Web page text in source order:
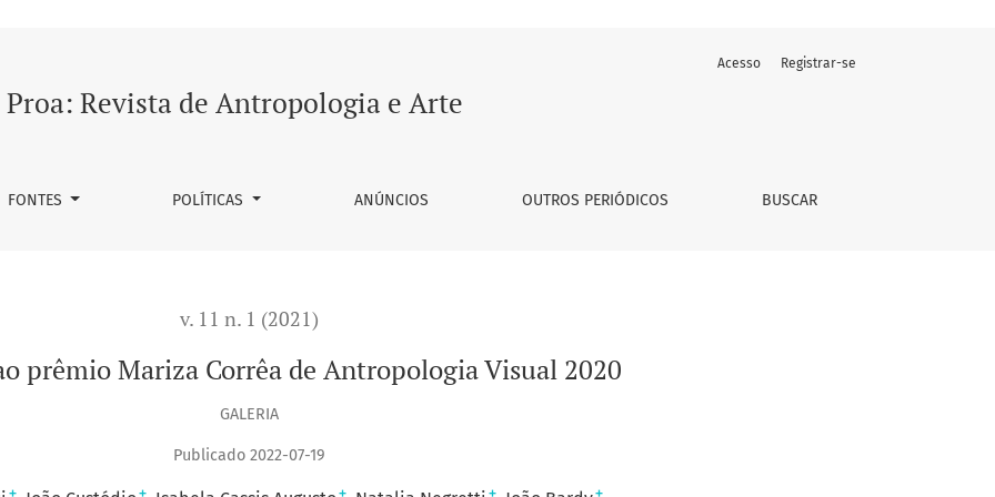
Visual 2020
Proa: Revista de Antropologia e Arte
FONTES POLÍTICAS ANÚNCIOS OUTROS PERIÓDICOS BUSCAR
Acesso Registrar-se
v. 11 n. 1 (2021)
prêmio Mariza Corrêa de Antropologia Visual 2020
GALERIA
Publicado 2022-07-19
+ + + + +